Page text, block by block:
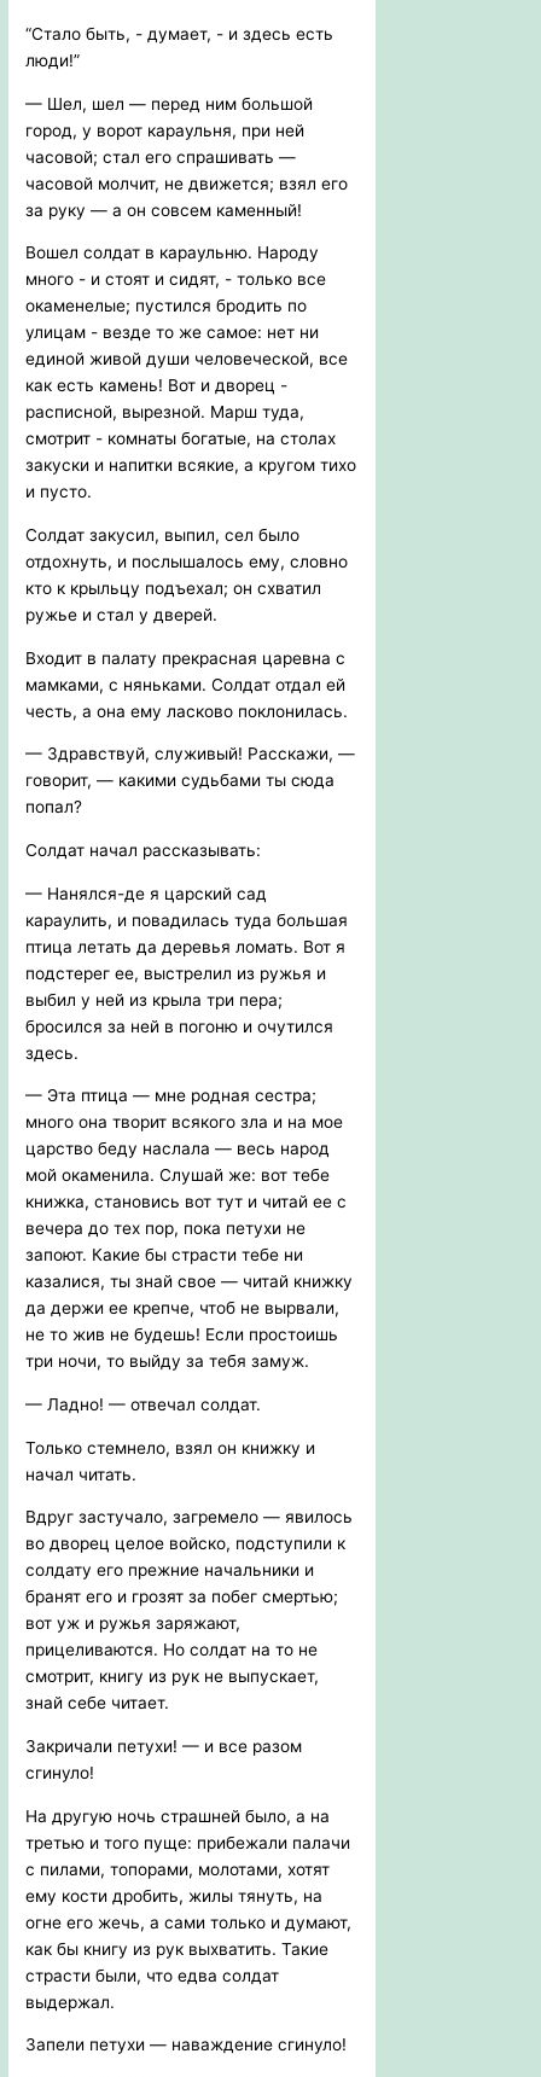
“Стало быть, - думает, - и здесь есть
люди!”
— Шел, шел — перед ним большой
город, у ворот караульня, при ней
часовой; стал его спрашивать —
часовой молчит, не движется; взял его
за руку — а он совсем каменный!
Вошел солдат в караульню. Народу
много - и стоят и сидят, - только все
окаменелые; пустился бродить по
улицам - везде то же самое: нет ни
единой живой души человеческой, все
как есть камень! Вот и дворец -
расписной, вырезной. Марш туда,
смотрит - комнаты богатые, на столах
закуски и напитки всякие, а кругом тихо
и пусто.
Солдат закусил, выпил, сел было
отдохнуть, и послышалось ему, словно
кто к крыльцу подъехал; он схватил
ружье и стал у дверей.
Входит в палату прекрасная царевна с
мамками, с няньками. Солдат отдал ей
честь, а она ему ласково поклонилась.
— Здравствуй, служивый! Расскажи, —
говорит, — какими судьбами ты сюда
попал?
Солдат начал рассказывать:
— Нанялся-де я царский сад
караулить, и повадилась туда большая
птица летать да деревья ломать. Вот я
подстерег ее, выстрелил из ружья и
выбил у ней из крыла три пера;
бросился за ней в погоню и очутился
здесь.
— Эта птица — мне родная сестра;
много она творит всякого зла и на мое
царство беду наслала — весь народ
мой окаменила. Слушай же: вот тебе
книжка, становись вот тут и читай ее с
вечера до тех пор, пока петухи не
запоют. Какие бы страсти тебе ни
казалися, ты знай свое — читай книжку
да держи ее крепче, чтоб не вырвали,
не то жив не будешь! Если простоишь
три ночи, то выйду за тебя замуж.
— Ладно! — отвечал солдат.
Только стемнело, взял он книжку и
начал читать.
Вдруг застучало, загремело — явилось
во дворец целое войско, подступили к
солдату его прежние начальники и
бранят его и грозят за побег смертью;
вот уж и ружья заряжают,
прицеливаются. Но солдат на то не
смотрит, книгу из рук не выпускает,
знай себе читает.
Закричали петухи! — и все разом
сгинуло!
На другую ночь страшней было, а на
третью и того пуще: прибежали палачи
с пилами, топорами, молотами, хотят
ему кости дробить, жилы тянуть, на
огне его жечь, а сами только и думают,
как бы книгу из рук выхватить. Такие
страсти были, что едва солдат
выдержал.
Запели петухи — наваждение сгинуло!